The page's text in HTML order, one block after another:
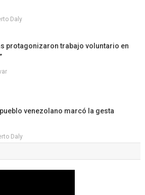
Daly
protagonizaron trabajo voluntario en
venezolano marcó la gesta
Daly